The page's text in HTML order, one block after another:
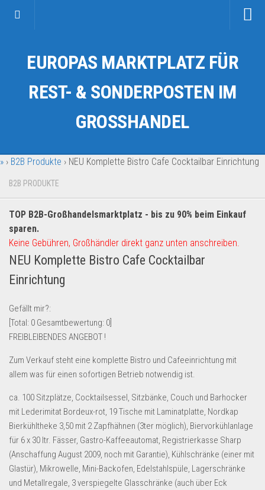
Kategorien
Auto & Motorrad
Fahrzeuge & Transport
Garten & Werkzeug
Geschäft, Büro & Schreibwaren
Geschenkartikel
Handy und Smartphone
Kosmetik & Pflege
Lebensmittel & Getränke
Münzen
Spielzeug & Games
Schuhe & Accessoires
Sport & Freizeit
Uhren & Schmuck
Wohnen & Einrichten
Restposten-Angebote
Restposten für Privatpersonen
eBay Restposten kaufen
EUROPAS MARKTPLATZ FÜR
REST- & SONDERPOSTEN IM
GROSSHANDEL
» › B2B Produkte › NEU Komplette Bistro Cafe Cocktailbar Einrichtung
B2B PRODUKTE
TOP B2B-Großhandelsmarktplatz - bis zu 90% beim Einkauf
sparen.
Keine Gebühren, Großhändler direkt ganz unten anschreiben.
NEU Komplette Bistro Cafe Cocktailbar
Einrichtung
Gefällt mir?:
[Total: 0 Gesamtbewertung: 0
FREIBLEIBENDES ANGEBOT !
Zum Verkauf steht eine komplette Bistro und Cafeeinrichtung mit
allem was für einen sofortigen Betrieb notwendig ist.
ca. 100 Sitzplätze, Cocktailsessel, Sitzbänke, Couch und Barhocker
mit Lederimitat Bordeux-rot, 19 Tische mit Laminatplatte, Nordkap
Bierkühltheke 3,50 mit 2 Zapfhähnen (3ter möglich), Biervorkühlanlage
für 6 x 30 ltr. Fässer, Gastro-Kaffeeautomat, Registrierkasse Sharp
(Anschaffung August 2009, noch mit Garantie), Kühlschränke (einer mit
Glastür), Mikrowelle, Mini-Backofen, Edelstahlspüle, Lagerschränke
und Metallregale, 3 verspiegelte Glasschränke (auch über Eck